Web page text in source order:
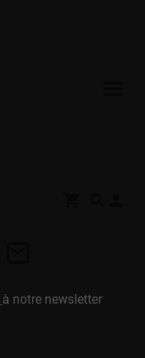
à notre newsletter